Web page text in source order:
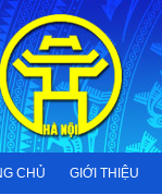
CHỦ GIỚI THIỆU